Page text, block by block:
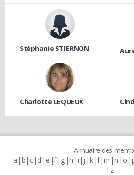
Stéphanie STIERNON
Charlotte LEQUEUX
Annuaire des
a b c d e f g h i j k l m n o
z